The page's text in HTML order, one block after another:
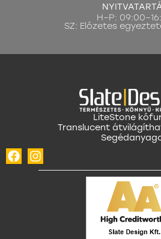
H–P:
SZ: Előzetes
LiteStone
Translucent